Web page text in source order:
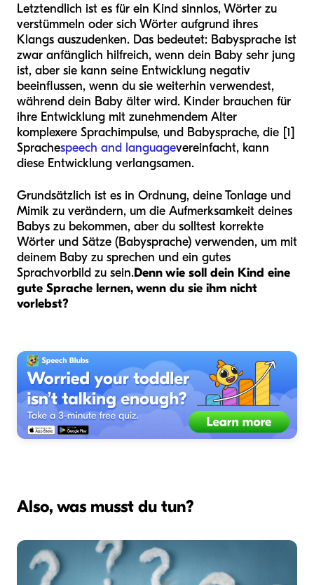
Letztendlich ist es für ein Kind sinnlos, Wörter zu
verstümmeln oder sich Wörter aufgrund ihres
Klangs auszudenken. Das bedeutet: Babysprache ist
zwar anfänglich hilfreich, wenn dein Baby sehr jung
ist, aber sie kann seine Entwicklung negativ
beeinflussen, wenn du sie weiterhin verwendest,
während dein Baby älter wird. Kinder brauchen für
ihre Entwicklung mit zunehmendem Alter
komplexere Sprachimpulse, und Babysprache, die [1]
Sprachespeech and languagevereinfacht, kann
diese Entwicklung verlangsamen.
Grundsätzlich ist es in Ordnung, deine Tonlage und
Mimik zu verändern, um die Aufmerksamkeit deines
Babys zu bekommen, aber du solltest korrekte
Wörter und Sätze (Babysprache) verwenden, um mit
deinem Baby zu sprechen und ein gutes
Sprachvorbild zu sein.Denn wie soll dein Kind eine
gute Sprache lernen, wenn du sie ihm nicht
vorlebst?
Also, was musst du tun?